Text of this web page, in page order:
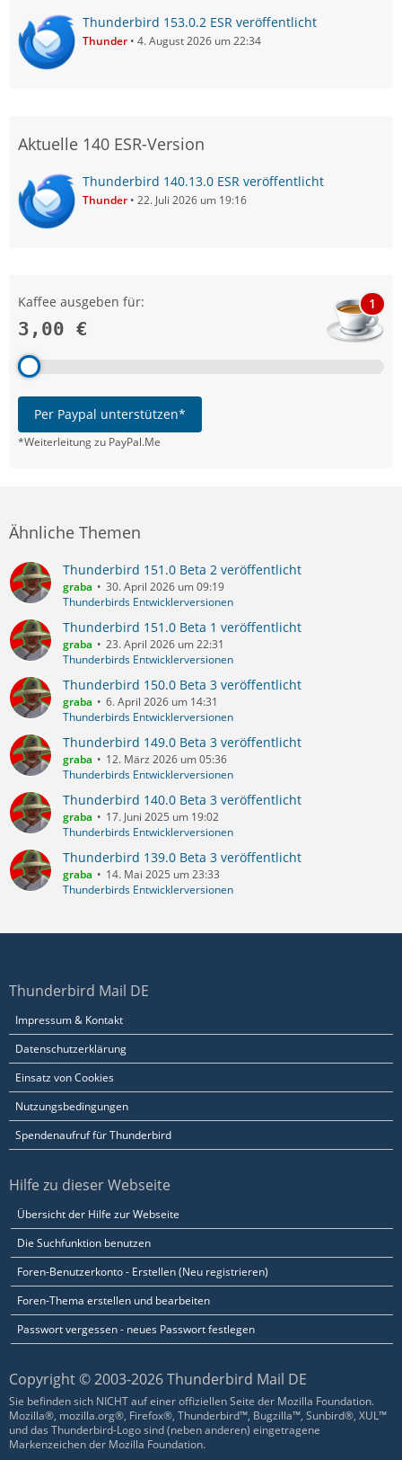
Thunderbird 153.0.2 ESR veröffentlicht
Thunder 4. August 2026 um 22:34
Aktuelle 140 ESR-Version
Thunderbird 140.13.0 ESR veröffentlicht
Thunder 22. Juli 2026 um 19:16
Kaffee ausgeben für:
3,00 €
1
Per Paypal unterstützen*
*Weiterleitung zu PayPal.Me
Ähnliche Themen
Thunderbird 151.0 Beta 2 veröffentlicht
graba
30. April 2026 um 09:19
Thunderbirds Entwicklerversionen
Thunderbird 151.0 Beta 1 veröffentlicht
graba
23. April 2026 um 22:31
Thunderbirds Entwicklerversionen
Thunderbird 150.0 Beta 3 veröffentlicht
graba
6. April 2026 um 14:31
Thunderbirds Entwicklerversionen
Thunderbird 149.0 Beta 3 veröffentlicht
graba
12. März 2026 um 05:36
Thunderbirds Entwicklerversionen
Thunderbird 140.0 Beta 3 veröffentlicht
graba
17. Juni 2025 um 19:02
Thunderbirds Entwicklerversionen
Thunderbird 139.0 Beta 3 veröffentlicht
graba
14. Mai 2025 um 23:33
Thunderbirds Entwicklerversionen
Thunderbird Mail DE
Impressum & Kontakt
Datenschutzerklärung
Einsatz von Cookies
Nutzungsbedingungen
Spendenaufruf für Thunderbird
Hilfe zu dieser Webseite
Übersicht der Hilfe zur Webseite
Die Suchfunktion benutzen
Foren-Benutzerkonto - Erstellen (Neu registrieren)
Foren-Thema erstellen und bearbeiten
Passwort vergessen - neues Passwort festlegen
Copyright © 2003-2026 Thunderbird Mail DE
Sie befinden sich NICHT auf einer offiziellen Seite der Mozilla Foundation.
Mozilla®, mozilla.org®, Firefox®, Thunderbird™, Bugzilla™, Sunbird®, XUL™
und das Thunderbird-Logo sind (neben anderen) eingetragene
Markenzeichen der Mozilla Foundation.